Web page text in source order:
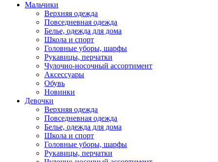
Мальчики
Верхняя одежда
Повседневная одежда
Белье, одежда для дома
Школа и спорт
Головные уборы, шарфы
Рукавицы, перчатки
Чулочно-носочный ассортимент
Аксессуары
Обувь
Новинки
Девочки
Верхняя одежда
Повседневная одежда
Белье, одежда для дома
Школа и спорт
Головные уборы, шарфы
Рукавицы, перчатки